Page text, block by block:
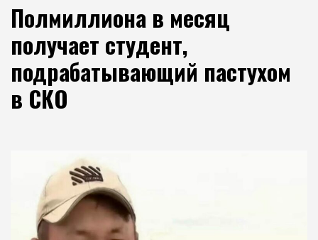
Полмиллиона в месяц
получает студент,
подрабатывающий пастухом
в СКО